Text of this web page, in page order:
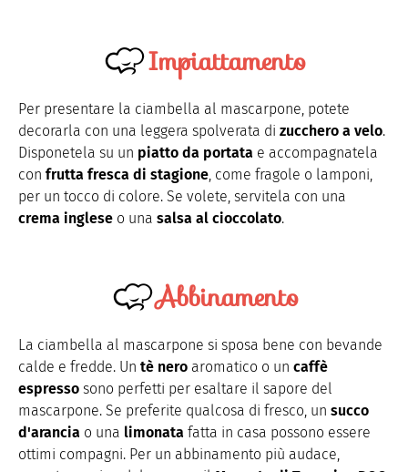
Impiattamento
Per presentare la ciambella al mascarpone, potete
decorarla con una leggera spolverata di zucchero a velo.
Disponetela su un piatto da portata e accompagnatela
con frutta fresca di stagione, come fragole o lamponi,
per un tocco di colore. Se volete, servitela con una
crema inglese o una salsa al cioccolato.
Abbinamento
La ciambella al mascarpone si sposa bene con bevande
calde e fredde. Un tè nero aromatico o un caffè
espresso sono perfetti per esaltare il sapore del
mascarpone. Se preferite qualcosa di fresco, un succo
d'arancia o una limonata fatta in casa possono essere
ottimi compagni. Per un abbinamento più audace,